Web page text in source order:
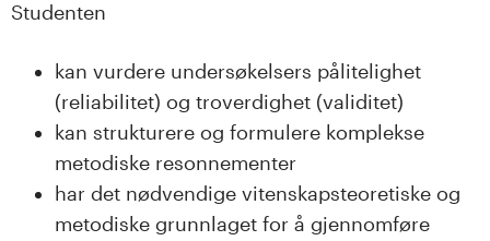
Studenten
kan vurdere undersøkelsers pålitelighet
(reliabilitet) og troverdighet (validitet)
kan strukturere og formulere komplekse
metodiske resonnementer
har det nødvendige vitenskapsteoretiske og
metodiske grunnlaget for å gjennomføre